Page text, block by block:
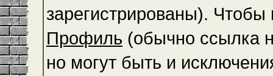
зарегистрированы). Чтобы
Профиль (обычно ссылка
но могут быть и